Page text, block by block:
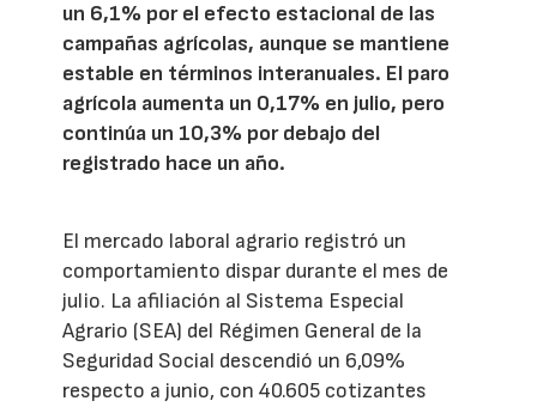
un 6,1% por el efecto estacional de las
campañas agrícolas, aunque se mantiene
estable en términos interanuales. El paro
agrícola aumenta un 0,17% en julio, pero
continúa un 10,3% por debajo del
registrado hace un año.
El mercado laboral agrario registró un
comportamiento dispar durante el mes de
julio. La afiliación al Sistema Especial
Agrario (SEA) del Régimen General de la
Seguridad Social descendió un 6,09%
respecto a junio, con 40.605 cotizantes